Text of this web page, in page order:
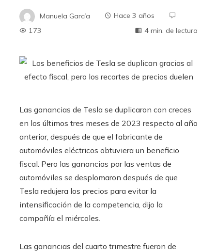
Manuela García
Hace 3 años
173
4 min. de lectura
Las ganancias de Tesla se duplicaron con creces
en los últimos tres meses de 2023 respecto al año
anterior, después de que el fabricante de
automóviles eléctricos obtuviera un beneficio
fiscal. Pero las ganancias por las ventas de
automóviles se desplomaron después de que
Tesla redujera los precios para evitar la
intensificación de la competencia, dijo la
compañía el miércoles.
Las ganancias del cuarto trimestre fueron de